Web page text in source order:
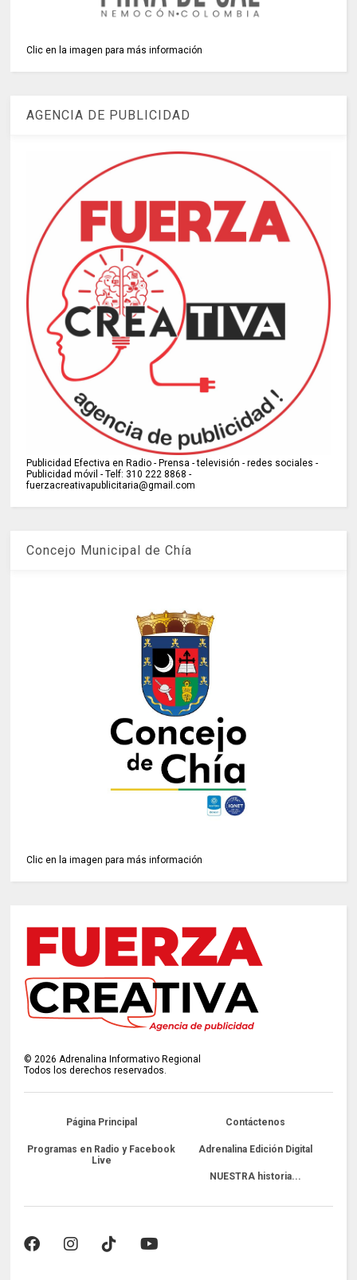
Clic en la imagen para más información
AGENCIA DE PUBLICIDAD
Publicidad Efectiva en Radio - Prensa - televisión - redes sociales -
Publicidad móvil - Telf: 310 222 8868 -
fuerzacreativapublicitaria@gmail.com
Concejo Municipal de Chía
Clic en la imagen para más información
©2026 Adrenalina Informativo Regional
Todos los derechos reservados.
Página Principal Contáctenos
Programas en Radio y Facebook
Live
Adrenalina Edición Digital
NUESTRA historia...